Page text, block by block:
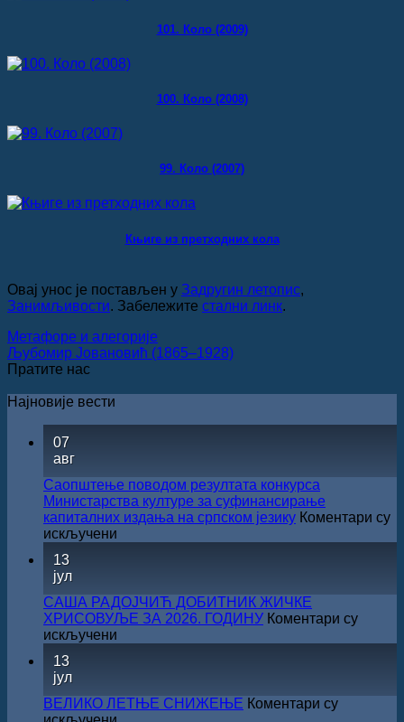
101. Коло (2009)
100. Коло (2008)
99. Коло (2007)
Књиге из претходних кола
Овај унос је постављен у Задругин летопис,
Занимљивости. Забележите стални линк.
Метафоре и алегорије
Љубомир Јовановић (1865–1928)
Пратите нас
Најновије вести
07
авг
Саопштење поводом резултата конкурса
Министарства културе за суфинансирање
капиталних издања на српском језику Коментари су
искључени
конкурса
Министарства
културе
за
издања
на
13
јул
САША РАДОЈЧИЋ ДОБИТНИК ЖИЧКЕ
ХРИСОВУЉЕ ЗА 2026. ГОДИНУ Коментари су
искључени
ЖИЧКЕ
ХРИСОВУЉЕ
13
јул
ВЕЛИКО ЛЕТЊЕ СНИЖЕЊЕ Коментари су